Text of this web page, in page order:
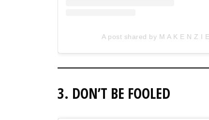
A post shared by M A K E N Z I
3. DON’T BE FOOLED